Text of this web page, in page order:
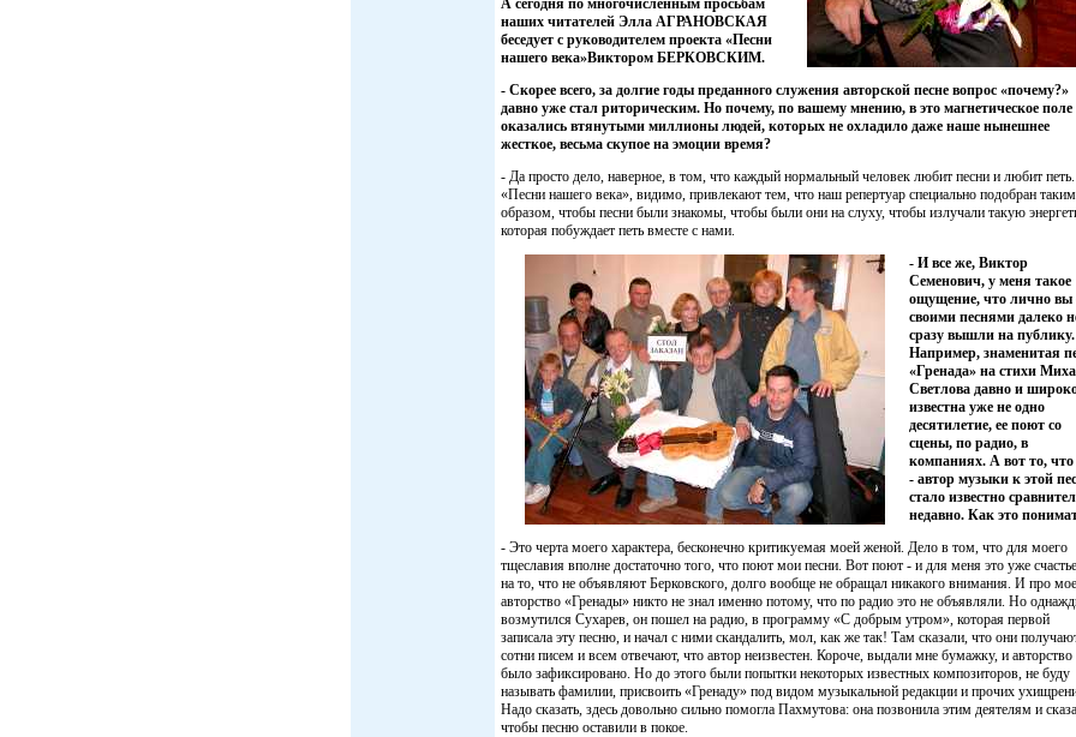
А сегодня по многочисленным просьбам
наших читателей Элла АГРАНОВСКАЯ
беседует с руководителем проекта «Песни
нашего века»Виктором БЕРКОВСКИМ.
- Скорее всего, за долгие годы преданного служения авторской песне вопрос «почему?»
давно уже стал риторическим. Но почему, по вашему мнению, в это магнетическое поле
оказались втянутыми миллионы людей, которых не охладило даже наше нынешнее
жесткое, весьма скупое на эмоции время?
- Да просто дело, наверное, в том, что каждый нормальный человек любит песни и любит
«Песни нашего века», видимо, привлекают тем, что наш репертуар специально подобран таким
образом, чтобы песни были знакомы, чтобы были они на слуху, чтобы излучали такую
которая побуждает петь вместе с нами.
- И все же, Виктор
Семенович, у меня такое
ощущение, что лично вы
своими песнями далеко
сразу вышли на публику.
Например, знаменитая
«Гренада» на стихи
Светлова давно и
известна уже не одно
десятилетие, ее поют со
сцены, по радио, в
компаниях. А вот то,
- автор музыки к этой
стало известно
недавно. Как это
- Это черта моего характера, бесконечно критикуемая моей женой. Дело в том, что для моего
тщеславия вполне достаточно того, что поют мои песни. Вот поют - и для меня это уже
на то, что не объявляют Берковского, долго вообще не обращал никакого внимания. И про мое
авторство «Гренады» никто не знал именно потому, что по радио это не объявляли. Но
возмутился Сухарев, он пошел на радио, в программу «С добрым утром», которая первой
записала эту песню, и начал с ними скандалить, мол, как же так! Там сказали, что они
сотни писем и всем отвечают, что автор неизвестен. Короче, выдали мне бумажку, и авторство
было зафиксировано. Но до этого были попытки некоторых известных композиторов, не буду
называть фамилии, присвоить «Гренаду» под видом музыкальной редакции и прочих
Надо сказать, здесь довольно сильно помогла Пахмутова: она позвонила этим деятелям и
чтобы песню оставили в покое.